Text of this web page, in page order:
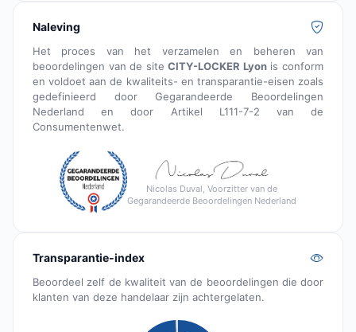
Naleving
Het proces van het verzamelen en beheren van
beoordelingen van de siteCITY-LOCKER Lyonis conform
en voldoet aan de kwaliteits- en transparantie-eisen zoals
gedefinieerd door Gegarandeerde Beoordelingen
Nederland en door Artikel L111-7-2 van de
Consumentenwet.
Nicolas Duval, Voorzitter van de
Gegarandeerde Beoordelingen Nederland
Transparantie-index
Beoordeel zelf de kwaliteit van de beoordelingen die door
klanten van deze handelaar zijn achtergelaten.